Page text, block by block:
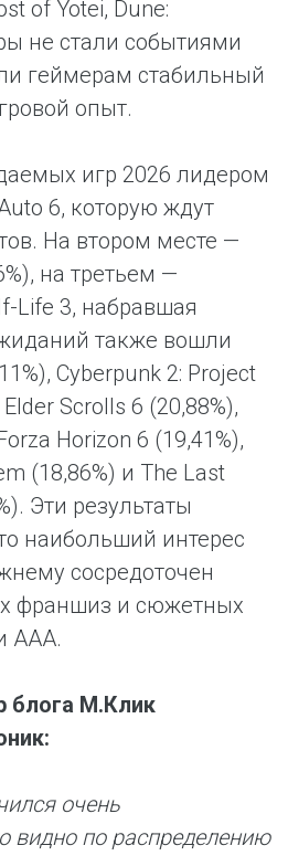
of Yotei, Dune:
не стали событиями
геймерам стабильный
опыт.
игр 2026 лидером
6, которую ждут
На втором месте —
на третьем —
Life 3, набравшая
также вошли
Cyberpunk 2: Project
Scrolls 6 (20,88%),
Horizon 6 (19,41%),
(18,86%) и The Last
Эти результаты
наибольший интерес
сосредоточен
франшиз и сюжетных
ААА.
блога М.Клик
очень
по распределению